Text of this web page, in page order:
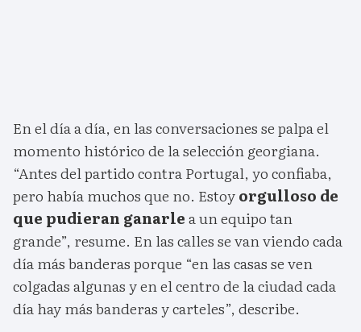
En el día a día, en las conversaciones se palpa el
momento histórico de la selección georgiana.
“Antes del partido contra Portugal, yo confiaba,
pero había muchos que no. Estoyorgulloso de
que pudieran ganarlea un equipo tan
grande”, resume. En las calles se van viendo cada
día más banderas porque “en las casas se ven
colgadas algunas y en el centro de la ciudad cada
día hay más banderas y carteles”, describe.